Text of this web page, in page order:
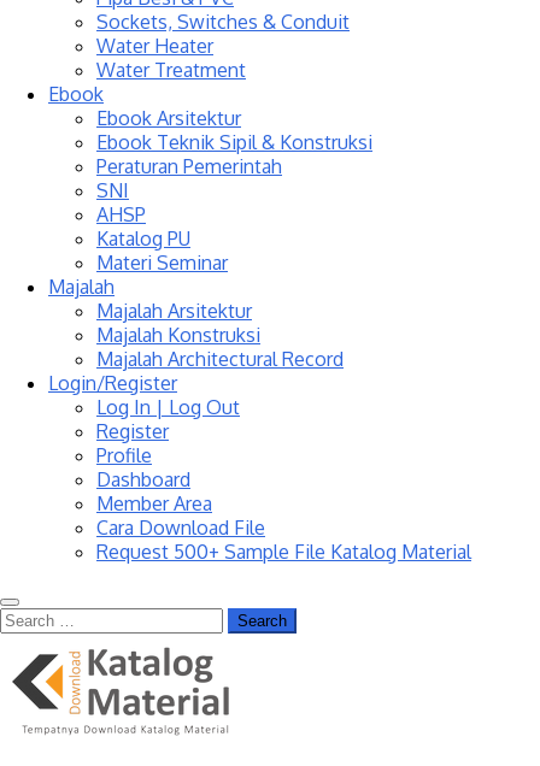
Sockets, Switches & Conduit
Water Heater
Water Treatment
Ebook
Ebook Arsitektur
Ebook Teknik Sipil & Konstruksi
Peraturan Pemerintah
SNI
AHSP
Katalog PU
Materi Seminar
Majalah
Majalah Arsitektur
Majalah Konstruksi
Majalah Architectural Record
Login/Register
Log In | Log Out
Register
Profile
Dashboard
Member Area
Cara Download File
Request 500+ Sample File Katalog Material